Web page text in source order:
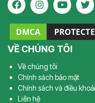
VỀ CHÚNG TÔI
Về chúng tôi
Chính sách bảo mật
Chính sách và điều
Liên hệ